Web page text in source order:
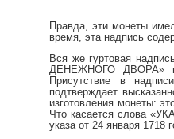
Правда, эти монеты
время, эта надпись
Вся же гуртовая
ДЕНЕЖНОГО ДВОРА»
Присутствие в
подтверждает
изготовления монеты:
Что касается слова
указа от 24 января 1718